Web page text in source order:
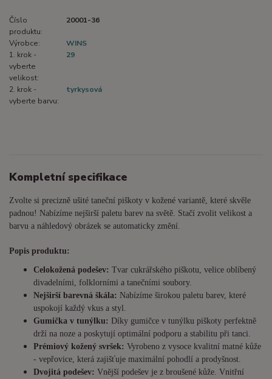
Číslo
produktu:
20001-36
Výrobce:
WINS
1. krok -
vyberte
velikost:
29
2. krok -
vyberte barvu:
tyrkysová
Kompletní specifikace
Zvolte si precizně ušité taneční piškoty v kožené variantě, které skvěle
padnou! Nabízíme nejširší paletu barev na světě. Stačí zvolit velikost a
barvu a náhledový obrázek se automaticky změní.
Popis produktu:
Celokožená podešev: Tvar cukrářského piškotu, velice oblíbený
divadelními, folklorními a tanečními soubory.
Nejširší barevná škála: Nabízíme širokou paletu barev, které
uspokojí každý vkus a styl.
Gumička v tunýlku: Díky gumičce v tunýlku piškoty perfektně
drží na noze a poskytují optimální podporu a stabilitu při tanci.
Prémiový kožený svršek: Vyrobeno z vysoce kvalitní matné kůže
- vepřovice, která zajišťuje maximální pohodlí a prodyšnost.
Dvojitá podešev: Vnější podešev je z broušené kůže. Vnitřní